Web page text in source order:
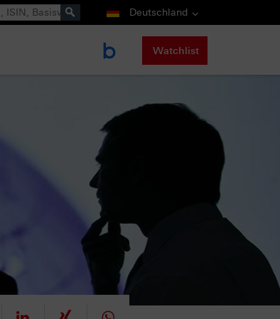
Deutschland
Watchlist
mitteilen